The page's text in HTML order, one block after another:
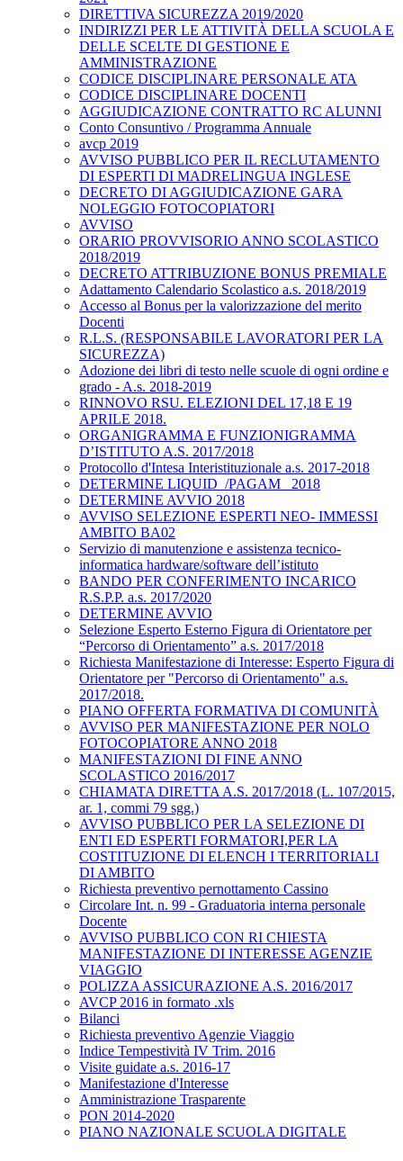
DIRETTIVA SICUREZZA 2019/2020
INDIRIZZI PER LE ATTIVITÀ DELLA SCUOLA E
DELLE SCELTE DI GESTIONE E
AMMINISTRAZIONE
CODICE DISCIPLINARE PERSONALE ATA
CODICE DISCIPLINARE DOCENTI
AGGIUDICAZIONE CONTRATTO RC ALUNNI
Conto Consuntivo / Programma Annuale
avcp 2019
AVVISO PUBBLICO PER IL RECLUTAMENTO
DI ESPERTI DI MADRELINGUA INGLESE
DECRETO DI AGGIUDICAZIONE GARA
NOLEGGIO FOTOCOPIATORI
AVVISO
ORARIO PROVVISORIO ANNO SCOLASTICO
2018/2019
DECRETO ATTRIBUZIONE BONUS PREMIALE
Adattamento Calendario Scolastico a.s. 2018/2019
Accesso al Bonus per la valorizzazione del merito
Docenti
R.L.S. (RESPONSABILE LAVORATORI PER LA
SICUREZZA)
Adozione dei libri di testo nelle scuole di ogni ordine e
grado - A.s. 2018-2019
RINNOVO RSU. ELEZIONI DEL 17,18 E 19
APRILE 2018.
ORGANIGRAMMA E FUNZIONIGRAMMA
D’ISTITUTO A.S. 2017/2018
Protocollo d'Intesa Interistituzionale a.s. 2017-2018
DETERMINE LIQUID_/PAGAM_ 2018
DETERMINE AVVIO 2018
AVVISO SELEZIONE ESPERTI NEO- IMMESSI
AMBITO BA02
Servizio di manutenzione e assistenza tecnico-
informatica hardware/software dell’istituto
BANDO PER CONFERIMENTO INCARICO
R.S.P.P. a.s. 2017/2020
DETERMINE AVVIO
Selezione Esperto Esterno Figura di Orientatore per
“Percorso di Orientamento” a.s. 2017/2018
Richiesta Manifestazione di Interesse: Esperto Figura di
Orientatore per "Percorso di Orientamento" a.s.
2017/2018.
PIANO OFFERTA FORMATIVA DI COMUNITÀ
AVVISO PER MANIFESTAZIONE PER NOLO
FOTOCOPIATORE ANNO 2018
MANIFESTAZIONI DI FINE ANNO
SCOLASTICO 2016/2017
CHIAMATA DIRETTA A.S. 2017/2018 (L. 107/2015,
ar. 1, commi 79 sgg.)
AVVISO PUBBLICO PER LA SELEZIONE DI
ENTI ED ESPERTI FORMATORI,PER LA
COSTITUZIONE DI ELENCH I TERRITORIALI
DI AMBITO
Richiesta preventivo pernottamento Cassino
Circolare Int. n. 99 - Graduatoria interna personale
Docente
AVVISO PUBBLICO CON RI CHIESTA
MANIFESTAZIONE DI INTERESSE AGENZIE
VIAGGIO
POLIZZA ASSICURAZIONE A.S. 2016/2017
AVCP 2016 in formato .xls
Bilanci
Richiesta preventivo Agenzie Viaggio
Indice Tempestività IV Trim. 2016
Visite guidate a.s. 2016-17
Manifestazione d'Interesse
Amministrazione Trasparente
PON 2014-2020
PIANO NAZIONALE SCUOLA DIGITALE